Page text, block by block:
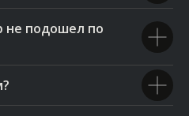
не подошел по